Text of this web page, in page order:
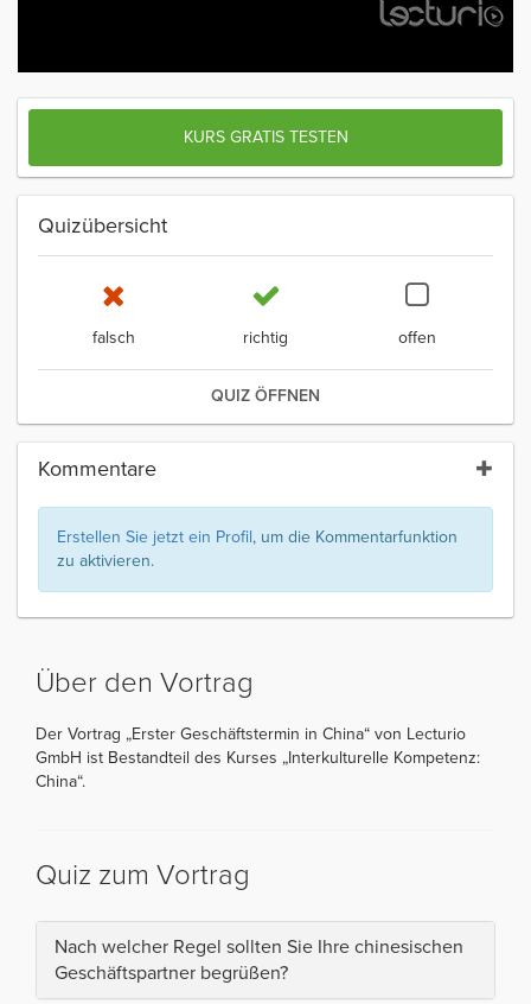
KURS GRATIS TESTEN
Quizübersicht
falsch richtig offen
QUIZ ÖFFNEN
Kommentare
Erstellen Sie jetzt ein Profil, um die Kommentarfunktion
zu aktivieren.
Über den Vortrag
Der Vortrag „Erster Geschäftstermin in China“ von Lecturio
GmbH ist Bestandteil des Kurses „Interkulturelle Kompetenz:
China“.
Quiz zum Vortrag
Nach welcher Regel sollten Sie Ihre chinesischen
Geschäftspartner begrüßen?